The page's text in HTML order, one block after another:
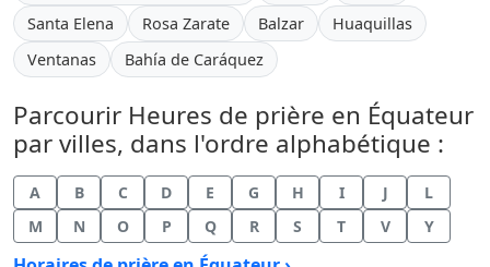
Santa Elena
Rosa Zarate Balzar
Huaquillas
Ventanas
Bahía de Caráquez
Parcourir Heures de prière en Équateur
par villes, dans l'ordre alphabétique :
A B C D E G H I J
L
M
N O P Q R S T V Y